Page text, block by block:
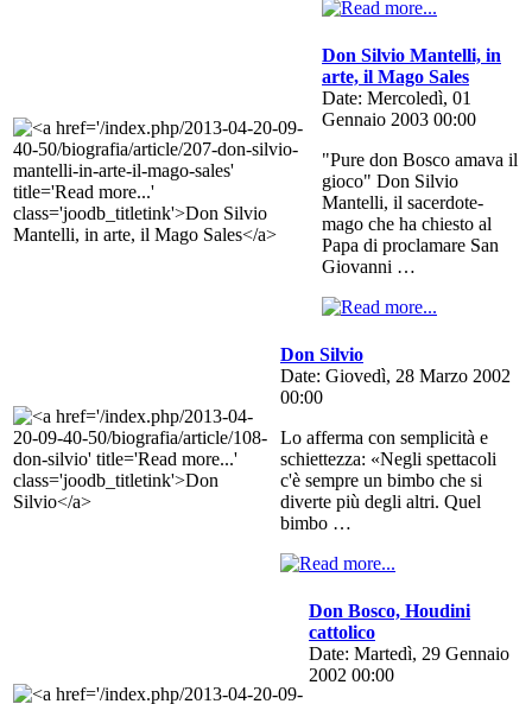
Don Silvio Mantelli, in
arte, il Mago Sales
Date: Mercoledì, 01
Gennaio 2003 00:00
"Pure don Bosco amava il
gioco" Don Silvio
Mantelli, il sacerdote-
mago che ha chiesto al
Papa di proclamare San
Giovanni …
Don Silvio
Date: Giovedì, 28 Marzo 2002
00:00
Lo afferma con semplicità e
schiettezza: «Negli spettacoli
c'è sempre un bimbo che si
diverte più degli altri. Quel
bimbo …
Don Bosco, Houdini
cattolico
Date: Martedì, 29 Gennaio
2002 00:00